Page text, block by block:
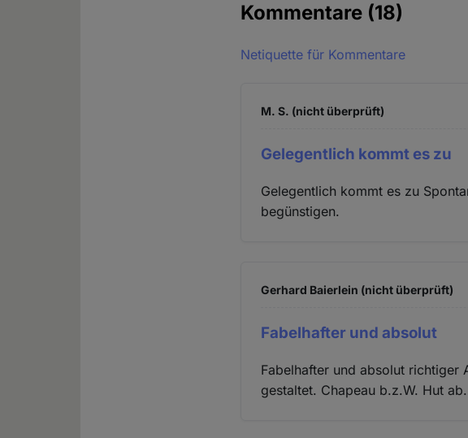
Kommentare (18)
Netiquette für Kommentare
M. S. (nicht überprüft)
Gelegentlich kommt es zu
Gelegentlich kommt es zu
begünstigen.
Gerhard Baierlein (nicht überprüft)
Fabelhafter und absolut
Fabelhafter und absolut richtiger
gestaltet. Chapeau b.z.W. Hut ab.